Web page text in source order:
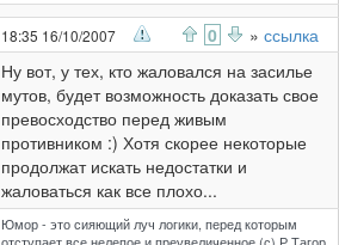
18:35 16/10/2007 0 » ссылка
Ну вот, у тех, кто жаловался на засилье
мутов, будет возможность доказать свое
превосходство перед живым
противником :) Хотя скорее некоторые
продолжат искать недостатки и
жаловаться как все плохо...
Юмор - это сияющий луч логики, перед которым